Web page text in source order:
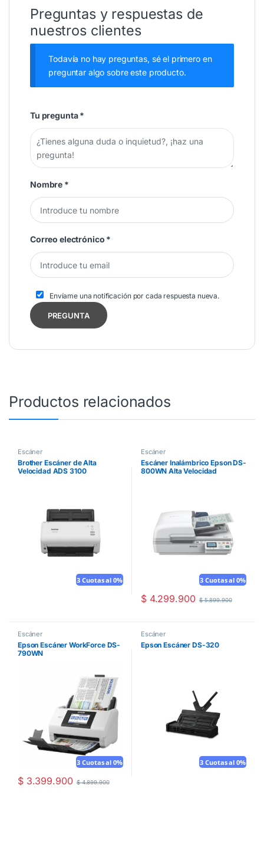
Preguntas y respuestas de
nuestros clientes
Todavía no hay preguntas, sé el primero en
preguntar algo sobre este producto.
Tu pregunta*
Nombre *
Correo electrónico *
Envíame una notificación por cada respuesta nueva.
Productos relacionados
Escáner
Brother Escáner de Alta
Velocidad ADS 3100
3 Cuotas al 0%
Escáner
Escáner Inalámbrico Epson DS-
800WN Alta Velocidad
3 Cuotas al 0%
$4.299.900 $5.899.900
Escáner
Epson Escáner WorkForce DS-
790WN
3 Cuotas al 0%
$3.399.900 $4.899.900
Escáner
Epson Escáner DS-320
3 Cuotas al 0%